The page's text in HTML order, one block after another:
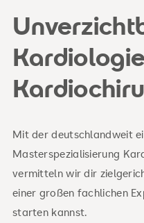
Mit der deutschlandweit
Masterspezialisierung
vermitteln wir dir
einer großen fachlichen
starten kannst.